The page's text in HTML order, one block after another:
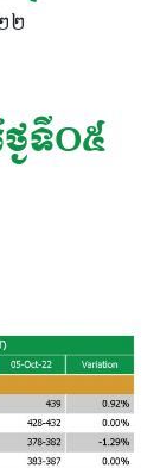
២
ងៃទី០៥